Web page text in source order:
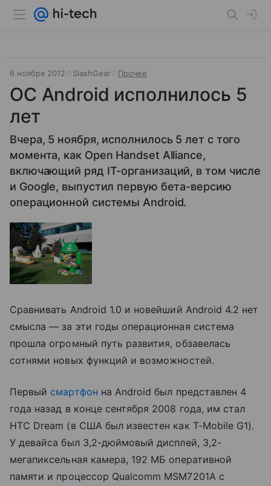
6 ноября 2012 SlashGear Прочее
ОС Android исполнилось 5
лет
Вчера, 5 ноября, исполнилось 5 лет с того
момента, как Open Handset Alliance,
включающий ряд IT-организаций, в том числе
и Google, выпустил первую бета-версию
операционной системы Android.
Сравнивать Android 1.0 и новейший Android 4.2 нет
смысла — за эти годы операционная система
прошла огромный путь развития, обзавелась
сотнями новых функций и возможностей.
Первый смартфон на Android был предcтавлен 4
года назад в конце сентября 2008 года, им стал
HTC Dream (в США был известен как T-Mobile G1).
У девайса был 3,2-дюймовый дисплей, 3,2-
мегапиксельная камера, 192 МБ оперативной
памяти и процессор Qualcomm MSM7201A с